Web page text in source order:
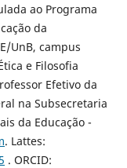
ao Programa
da
UnB, campus
e Filosofia
Efetivo da
na Subsecretaria
da Educação -
. Lattes:
. ORCID: